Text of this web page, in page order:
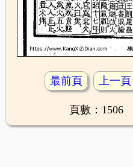
最前頁 上一頁
頁數：1506